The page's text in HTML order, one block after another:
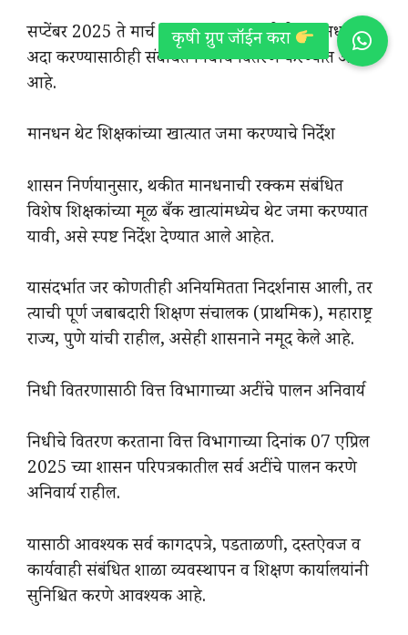
सप्टेंबर 2025 ते मार्च 2026 या कालावधीतील मानधन
अदा करण्यासाठीही संबंधित निधीचे वितरण करण्यात आले
आहे.
मानधन थेट शिक्षकांच्या खात्यात जमा करण्याचे निर्देश
शासन निर्णयानुसार, थकीत मानधनाची रक्‍कम संबंधित
विशेष शिक्षकांच्या मूळ बँक खात्यांमध्येच थेट जमा करण्यात
यावी, असे स्पष्ट निर्देश देण्यात आले आहेत.
यासंदर्भात जर कोणतीही अनियमितता निदर्शनास आली, तर
त्याची पूर्ण जबाबदारी शिक्षण संचालक (प्राथमिक), महाराष्ट्र
राज्य, पुणे यांची राहील, असेही शासनाने नमूद केले आहे.
निधी वितरणासाठी वित्त विभागाच्या अटींचे पालन अनिवार्य
निधीचे वितरण करताना वित्त विभागाच्या दिनांक 07 एप्रिल
2025 च्या शासन परिपत्रकातील सर्व अटींचे पालन करणे
अनिवार्य राहील.
यासाठी आवश्यक सर्व कागदपत्रे, पडताळणी, दस्तऐवज व
कार्यवाही संबंधित शाळा व्यवस्थापन व शिक्षण कार्यालयांनी
सुनिश्चित करणे आवश्यक आहे.